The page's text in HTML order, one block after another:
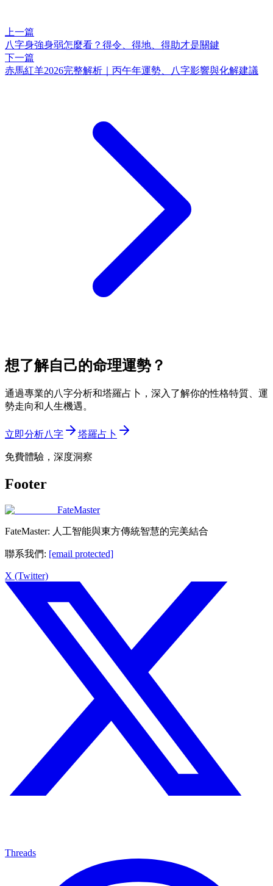
上一篇
八字身強身弱怎麼看？得令、得地、得助才是關鍵
下一篇
赤馬紅羊2026完整解析｜丙午年運勢、八字影響與化解建議
想了解自己的命理運勢？
通過專業的八字分析和塔羅占卜，深入了解你的性格特質、運
勢走向和人生機遇。
立即分析八字 塔羅占卜
免費體驗，深度洞察
Footer
FateMaster
FateMaster: 人工智能與東方傳統智慧的完美結合
聯系我們: [email protected]
X (Twitter)
Threads